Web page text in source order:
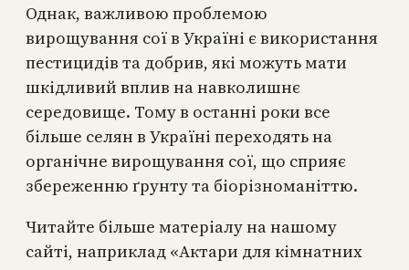
Однак, важливою проблемою
вирощування сої в Україні є використання
пестицидів та добрив, які можуть мати
шкідливий вплив на навколишнє
середовище. Тому в останні роки все
більше селян в Україні переходять на
органічне вирощування сої, що сприяє
збереженню ґрунту та біорізноманіттю.
Читайте більше матеріалу на нашому
сайті, наприклад «Актари для кімнатних